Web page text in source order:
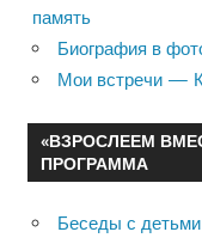
память
Биография в
Мои встречи —
«ВЗРОСЛЕЕМ
ПРОГРАММА
Беседы с